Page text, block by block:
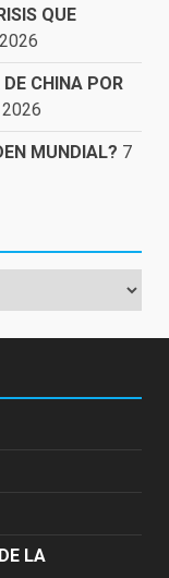
QUE
CHINA POR
MUNDIAL? 7
LA